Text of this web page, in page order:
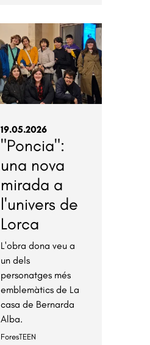
19.05.2026
"Poncia":
una nova
mirada a
l'univers de
Lorca
L'obra dona veu a
un dels
personatges més
emblemàtics de La
casa de Bernarda
Alba.
ForesTEEN